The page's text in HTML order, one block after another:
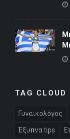
TAG CLOUD
Γυναικολόγος
Έξυπνα tips